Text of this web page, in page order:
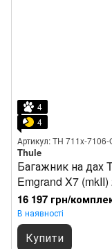
4
4
Артикул: TH 711x-7106-
Thule
Багажник на дах
Emgrand X7 (mkII)
16 197 грн/
В наявності
Купити